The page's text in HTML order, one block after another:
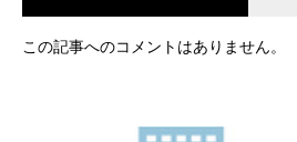
この記事へのコメントはありません。